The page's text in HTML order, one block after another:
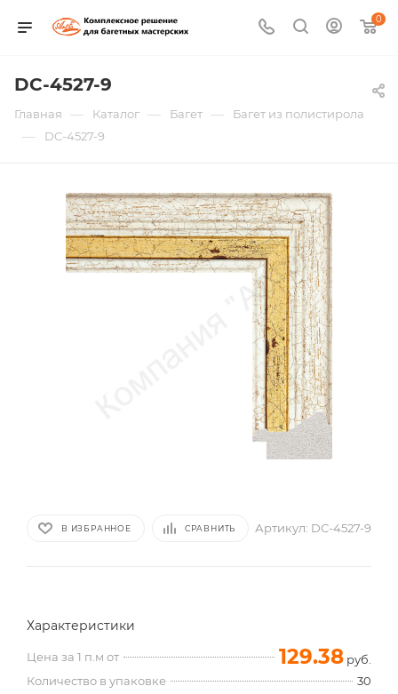
0
DC-4527-9
Главная — Каталог — Багет — Багет из полистирола
— DC-4527-9
В ИЗБРАННОЕ СРАВНИТЬ Артикул: DC-4527-9
Характеристики
Цена за 1 п.м от 129.38 руб.
Количество в упаковке
30